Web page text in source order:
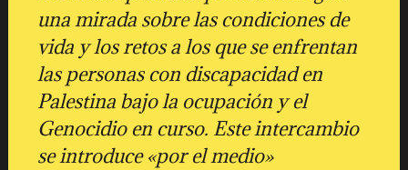
una mirada sobre las condiciones de
vida y los retos a los que se enfrentan
las personas con discapacidad en
Palestina bajo la ocupación y el
Genocidio en curso. Este intercambio
se introduce «por el medio»